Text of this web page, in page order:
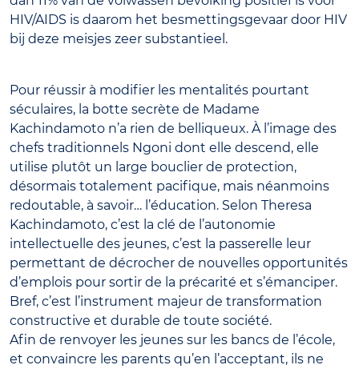
HIV/AIDS is daarom het besmettingsgevaar door HIV
bij deze meisjes zeer substantieel.
Pour réussir à modifier les mentalités pourtant
séculaires, la botte secrète de Madame
Kachindamoto n’a rien de belliqueux. À l’image des
chefs traditionnels Ngoni dont elle descend, elle
utilise plutôt un large bouclier de protection,
désormais totalement pacifique, mais néanmoins
redoutable, à savoir… l’éducation. Selon Theresa
Kachindamoto, c’est la clé de l’autonomie
intellectuelle des jeunes, c’est la passerelle leur
permettant de décrocher de nouvelles opportunités
d’emplois pour sortir de la précarité et s’émanciper.
Bref, c’est l’instrument majeur de transformation
constructive et durable de toute société.
Afin de renvoyer les jeunes sur les bancs de l’école,
et convaincre les parents qu’en l’acceptant, ils ne